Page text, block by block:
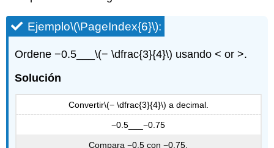
Ejemplo\(\PageIndex{6}\):
Ordene −0.5___\(− \dfrac{3}{4}\) usando < or >.
Solución
Convertir\(− \dfrac{3}{4}\) a decimal.
−0.5___−0.75
Compara −0.5 con −0.75.